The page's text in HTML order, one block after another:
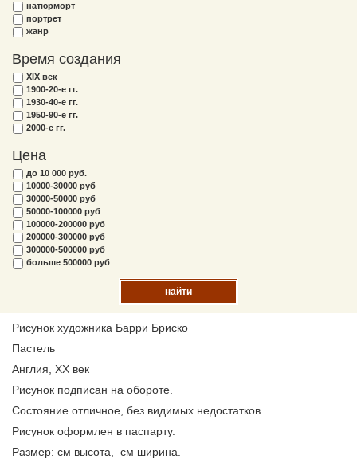
натюрморт
портрет
жанр
Время создания
XIX век
1900-20-е гг.
1930-40-е гг.
1950-90-е гг.
2000-е гг.
Цена
до 10 000 руб.
10000-30000 руб
30000-50000 руб
50000-100000 руб
100000-200000 руб
200000-300000 руб
300000-500000 руб
больше 500000 руб
найти
Рисунок художника Барри Бриско
Пастель
Англия, XX век
Рисунок подписан на обороте.
Состояние отличное, без видимых недостатков.
Рисунок оформлен в паспарту.
Размер: см высота, см ширина.